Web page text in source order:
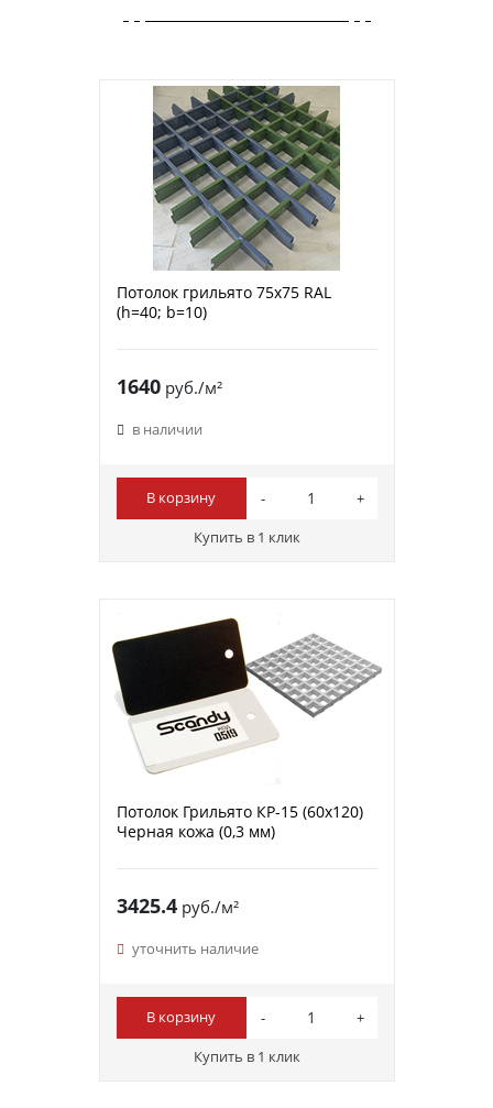
Потолок грильято 75х75 RAL
(h=40; b=10)
1640руб./м²
в наличии
В корзину
Купить в 1 клик
Потолок Грильято КР-15 (60х120)
Черная кожа (0,3 мм)
3425.4руб./м²
уточнить наличие
В корзину
Купить в 1 клик